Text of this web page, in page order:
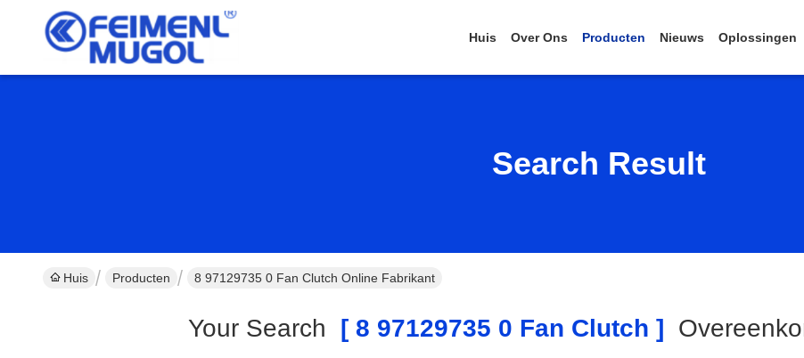
Huis Over Ons Producten Nieuws Oplossingen
Search Result
Huis Producten 8 97129735 0 Fan Clutch Online Fabrikant
Your Search [ 8 97129735 0 Fan Clutch ]